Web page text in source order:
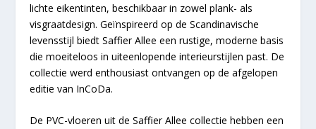
lichte eikentinten, beschikbaar in zowel plank- als
visgraatdesign. Geïnspireerd op de Scandinavische
levensstijl biedt Saffier Allee een rustige, moderne basis
die moeiteloos in uiteenlopende interieurstijlen past. De
collectie werd enthousiast ontvangen op de afgelopen
editie van InCoDa.
De PVC-vloeren uit de Saffier Allee collectie hebben een